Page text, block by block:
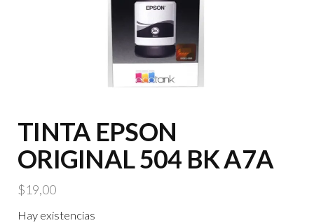
TINTA EPSON
ORIGINAL 504 BK A7A
$19,00
Hay existencias